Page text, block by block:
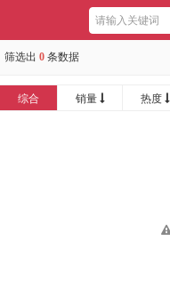
筛选出 0 条数据
综合 销量 热度